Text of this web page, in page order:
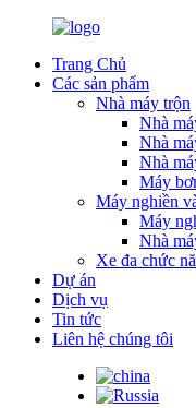
Trang Chủ
Các sản phẩm
Nhà máy trộn
Nhà
Nhà
Nhà
Máy
Máy nghiền
Máy
Nhà
Xe đa chức
Dự án
Dịch vụ
Tin tức
Liên hệ chúng tôi